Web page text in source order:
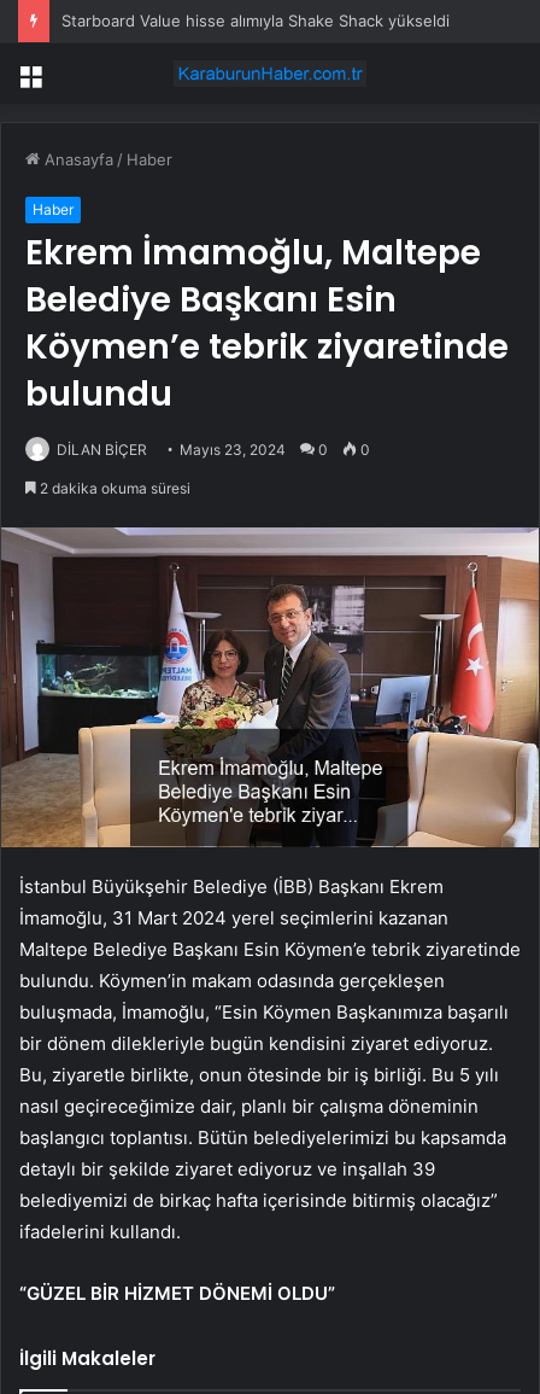
Starboard Value hisse alımıyla Shake Shack yükseldi
Menü
Anasayfa / Haber
Haber
Ekrem İmamoğlu, Maltepe
Belediye Başkanı Esin
Köymen’e tebrik ziyaretinde
bulundu
DİLAN BİÇER Mayıs 23, 2024 0 0
2 dakika okuma süresi
İstanbul Büyükşehir Belediye (İBB) Başkanı Ekrem
İmamoğlu, 31 Mart 2024 yerel seçimlerini kazanan
Maltepe Belediye Başkanı Esin Köymen’e tebrik ziyaretinde
bulundu. Köymen’in makam odasında gerçekleşen
buluşmada, İmamoğlu, “Esin Köymen Başkanımıza başarılı
bir dönem dilekleriyle bugün kendisini ziyaret ediyoruz.
Bu, ziyaretle birlikte, onun ötesinde bir iş birliği. Bu 5 yılı
nasıl geçireceğimize dair, planlı bir çalışma döneminin
başlangıcı toplantısı. Bütün belediyelerimizi bu kapsamda
detaylı bir şekilde ziyaret ediyoruz ve inşallah 39
belediyemizi de birkaç hafta içerisinde bitirmiş olacağız”
ifadelerini kullandı.
“GÜZEL BİR HİZMET DÖNEMİ OLDU”
İlgili Makaleler